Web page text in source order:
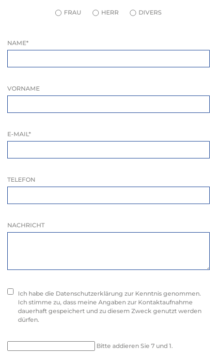
FRAU HERR DIVERS
NAME*
VORNAME
E-MAIL*
TELEFON
NACHRICHT
Ich habe die Datenschutzerklärung zur Kenntnis genommen.
Ich stimme zu, dass meine Angaben zur Kontaktaufnahme
dauerhaft gespeichert und zu diesem Zweck genutzt werden
dürfen.
Bitte addieren Sie 7 und 1.